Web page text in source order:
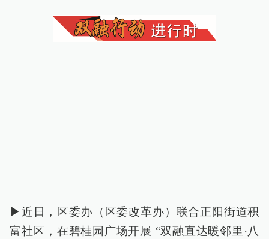
▶近日，区委办（区委改革办）联合正阳街道积
富社区，在碧桂园广场开展 “双融直达暖邻里·八